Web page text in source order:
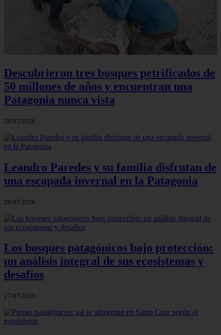
Descubrieron tres bosques petrificados de
50 millones de años y encuentran una
Patagonia nunca vista
28/07/2026
Leandro Paredes y su familia disfrutan de
una escapada invernal en la Patagonia
28/07/2026
Los bosques patagónicos bajo protección:
un análisis integral de sus ecosistemas y
desafíos
27/07/2026